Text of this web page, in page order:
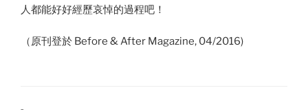
人都能好好經歷哀悼的過程吧！
（原刊登於 Before & After Magazine, 04/2016)